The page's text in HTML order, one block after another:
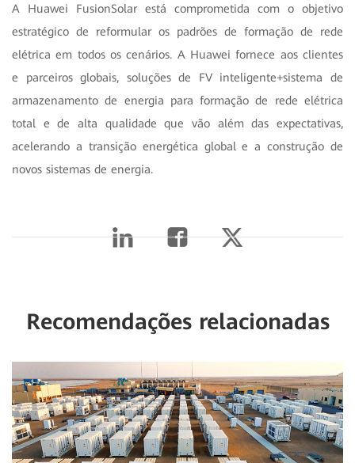
A Huawei FusionSolar está comprometida com o objetivo
estratégico de reformular os padrões de formação de rede
elétrica em todos os cenários. A Huawei fornece aos clientes
e parceiros globais, soluções de FV inteligente+sistema de
armazenamento de energia para formação de rede elétrica
total e de alta qualidade que vão além das expectativas,
acelerando a transição energética global e a construção de
novos sistemas de energia.
Recomendações relacionadas